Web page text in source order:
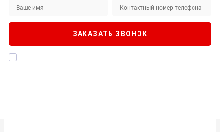
ЗАКАЗАТЬ ЗВОНОК